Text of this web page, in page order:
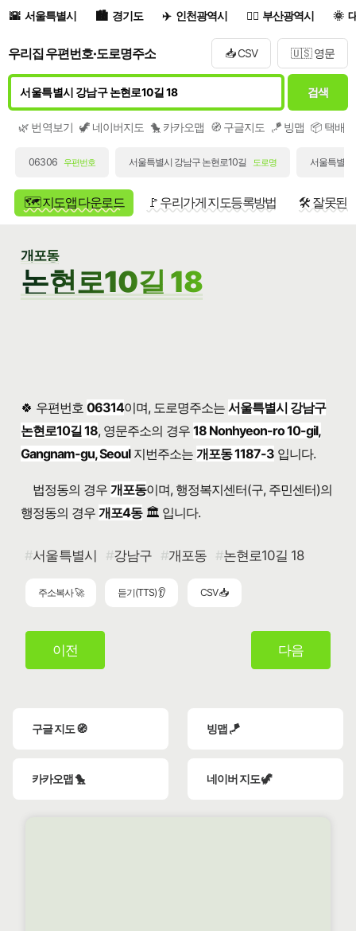
서울특별시 경기도 인천광역시 부산광역시
우리집 우편번호·도로명주소 📥 CSV 🇺🇸 영문
검색
🌿 번역보기 🦖 네이버지도 🐤 카카오맵 🧭 구글지도 🪁 빙맵 📦 택배/
06306 우편번호 서울특별시 강남구 논현로10길 도로명 서울특별
🗺️ 지도앱 다운로드 🚩 우리가게 지도등록방법 🛠️ 잘못된
개포동
논현로10길 18
🍀 우편번호 06314이며, 도로명주소는서울특별시 강남구
논현로10길 18, 영문주소의 경우18 Nonhyeon-ro 10-gil,
Gangnam-gu, Seoul지번주소는개포동 1187-3 입니다.
법정동의 경우 개포동이며, 행정복지센터(구, 주민센터)의
행정동의 경우 개포4동🏛️ 입니다.
서울특별시 강남구 개포동 논현로10길 18
주소복사 🚀 듣기(TTS) 👂 CSV 📥
이전 다음
구글 지도 🧭 빙맵 🪁
카카오맵 🐤 네이버 지도 🦖